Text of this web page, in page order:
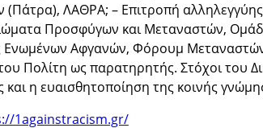
ΛΑΘΡΑ; – Επιτροπή
Προσφύγων και Μεταναστών,
Αφγανών, Φόρουμ Μεταναστών
Πολίτη ως παρατηρητής. Στόχοι του
η ευαισθητοποίηση της κοινής
1againstracism.gr/